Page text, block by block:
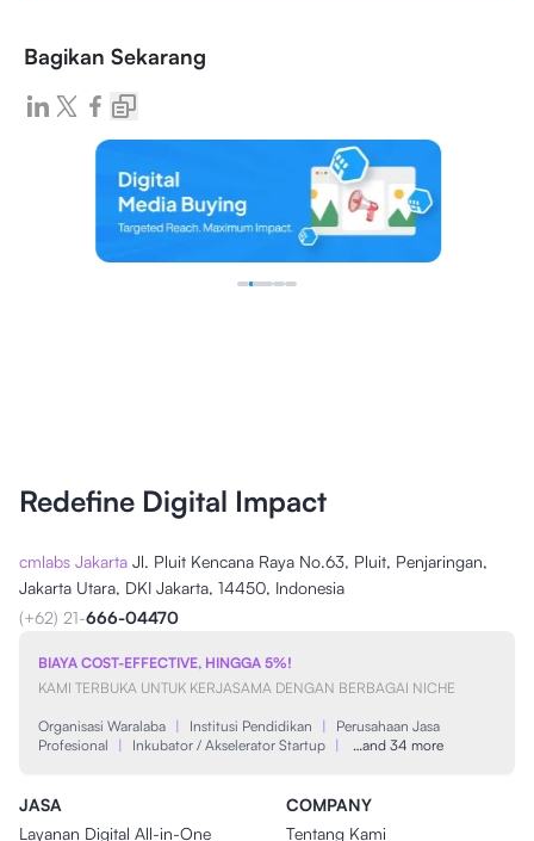
Bagikan Sekarang
Redefine Digital Impact
cmlabs Jakarta Jl. Pluit Kencana Raya No.63, Pluit, Penjaringan,
Jakarta Utara, DKI Jakarta, 14450, Indonesia
(+62) 21-666-04470
BIAYA COST-EFFECTIVE, HINGGA 5%!
KAMI TERBUKA UNTUK KERJASAMA DENGAN BERBAGAI NICHE
Organisasi Waralaba | Institusi Pendidikan |
Perusahaan Jasa
Profesional
| Inkubator / Akselerator Startup | …and 34 more
JASA
Layanan Digital All-in-One
COMPANY
Tentang Kami